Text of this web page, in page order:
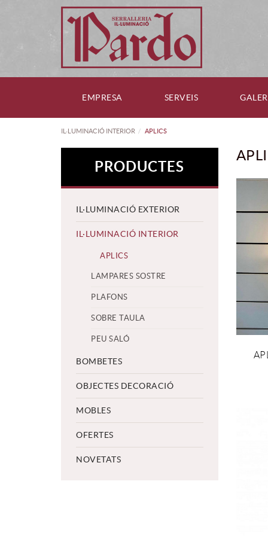
EMPRESA SERVEIS
IL·LUMINACIÓ INTERIOR APLICS
PRODUCTES
IL·LUMINACIÓ EXTERIOR
IL·LUMINACIÓ INTERIOR
APLICS
LAMPARES SOSTRE
PLAFONS
SOBRE TAULA
PEU SALÓ
BOMBETES
OBJECTES DECORACIÓ
MOBLES
OFERTES
NOVETATS